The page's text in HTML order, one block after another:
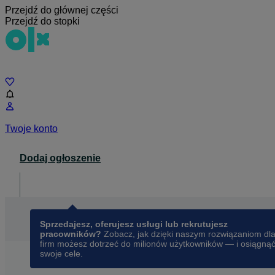
Przejdź do głównej części
Przejdź do stopki
Twoje konto
Dodaj ogłoszenie
Sprzedajesz, oferujesz usługi lub rekrutujesz
pracowników? Zobacz, jak dzięki naszym rozwiązaniom dla
firm możesz dotrzeć do milionów użytkowników — i osiągnąć
swoje cele.